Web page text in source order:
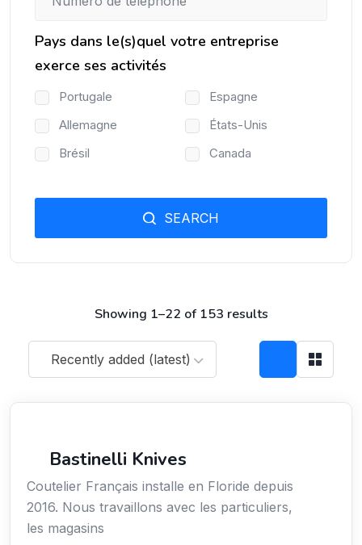
Showing 1–22 of 153 results
Recently added (latest)
Bastinelli Knives
Coutelier Français installe en Floride depuis
2016. Nous travaillons avec les particuliers,
les magasins
Pays dans le(s)quel votre entreprise
exerce ses activités
Portugale
Espagne
Allemagne
États-Unis
Brésil
Canada
SEARCH